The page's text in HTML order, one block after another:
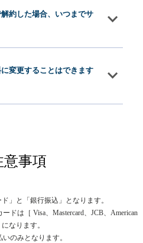
約した場合、いつまでサ
変更することはできます
意事項
」と「銀行振込」となります。
ドは［ Visa、Mastercard、JCB、American
なります。
のみとなります。